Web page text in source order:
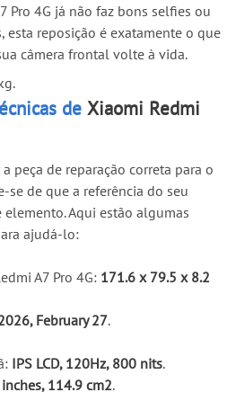
Pro 4G já não faz bons selfies ou
esta reposição é exatamente o que
câmera frontal volte à vida.
de Xiaomi Redmi
peça de reparação correta para o
se de que a referência do seu
Aqui estão algumas
ajudá-lo:
A7 Pro 4G: 171.6 x 79.5 x 8.2
February 27.
IPS LCD, 120Hz, 800 nits.
114.9 cm2.